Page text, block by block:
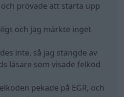
prövade att starta upp
och jag märkte inget
inte, så jag stängde av
läsare som visade felkod
pekade på EGR, och